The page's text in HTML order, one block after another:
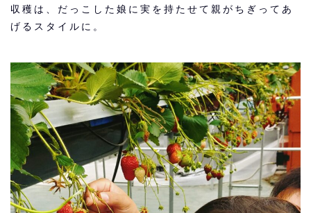
収穫は、だっこした娘に実を持たせて親がちぎってあ
げるスタイルに。